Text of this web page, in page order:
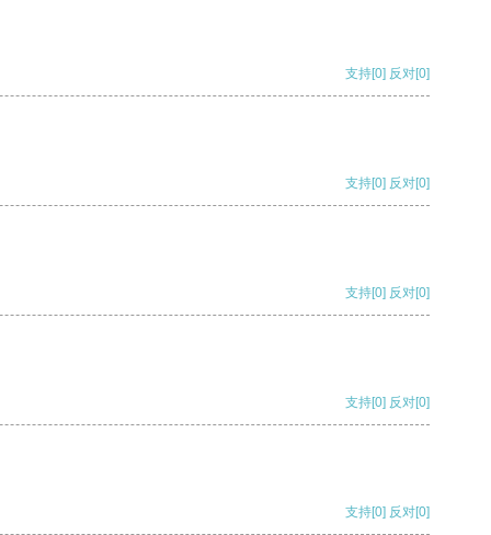
支持[0] 反对[0]
支持[0] 反对[0]
支持[0] 反对[0]
支持[0] 反对[0]
支持[0] 反对[0]